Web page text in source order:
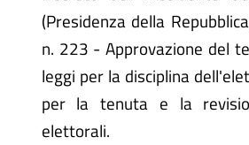
(Presidenza della
n. 223 - Approvazione del
leggi per la disciplina
per la tenuta e la
elettorali.